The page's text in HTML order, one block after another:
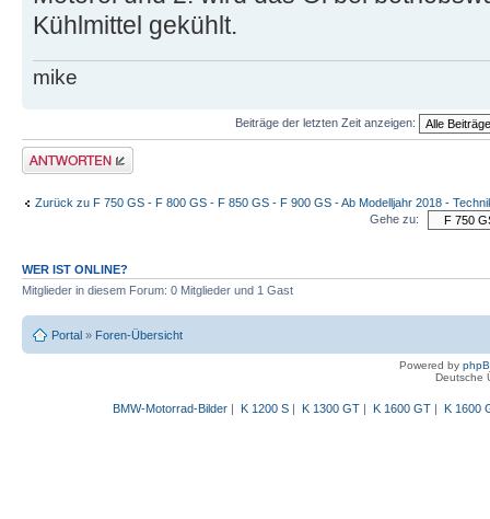
Kühlmittel gekühlt.
mike
Beiträge der letzten Zeit anzeigen:
Antwort schreiben
Zurück zu F 750 GS - F 800 GS - F 850 GS - F 900 GS - Ab Modelljahr 2018 -
Gehe zu:
WER IST ONLINE?
Mitglieder in diesem Forum: 0 Mitglieder und 1 Gast
Portal » Foren-Übersicht
Powered by
Deutsche
BMW-Motorrad-Bilder| K 1200 S| K 1300 GT| K 1600 GT| K 1600